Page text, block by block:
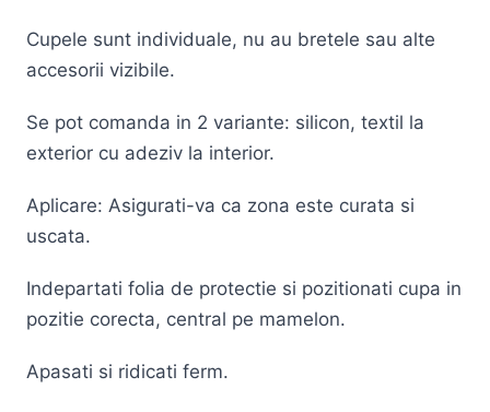
Cupele sunt individuale, nu au bretele sau alte
accesorii vizibile.
Se pot comanda in 2 variante: silicon, textil la
exterior cu adeziv la interior.
Aplicare: Asigurati-va ca zona este curata si
uscata.
Indepartati folia de protectie si pozitionati cupa in
pozitie corecta, central pe mamelon.
Apasati si ridicati ferm.